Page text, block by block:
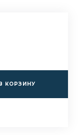
В КОРЗИНУ